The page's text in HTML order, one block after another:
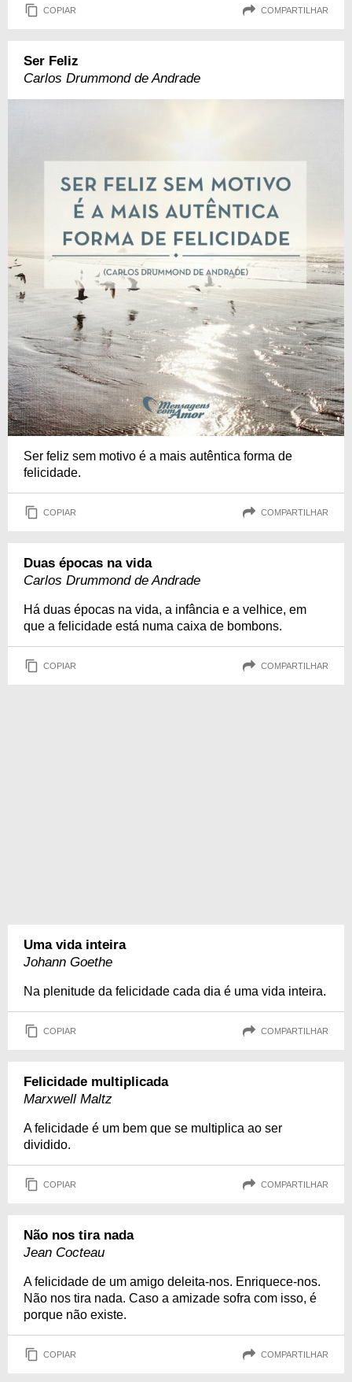
COPIAR COMPARTILHAR
Ser Feliz
Carlos Drummond de Andrade
Ser feliz sem motivo é a mais autêntica forma de
felicidade.
COPIAR COMPARTILHAR
Duas épocas na vida
Carlos Drummond de Andrade
Há duas épocas na vida, a infância e a velhice, em
que a felicidade está numa caixa de bombons.
COPIAR COMPARTILHAR
Uma vida inteira
Johann Goethe
Na plenitude da felicidade cada dia é uma vida inteira.
COPIAR COMPARTILHAR
Felicidade multiplicada
Marxwell Maltz
A felicidade é um bem que se multiplica ao ser
dividido.
COPIAR COMPARTILHAR
Não nos tira nada
Jean Cocteau
A felicidade de um amigo deleita-nos. Enriquece-nos.
Não nos tira nada. Caso a amizade sofra com isso, é
porque não existe.
COPIAR COMPARTILHAR